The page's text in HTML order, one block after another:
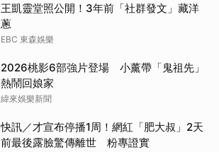
王凱靈堂照公開！3年前「社群發文」藏洋
蔥
EBC 東森娛樂
2026桃影6部強片登場 小薰帶「鬼祖先」
熱鬧回娘家
緯來娛樂新聞
快訊／才宣布停播1周！網紅「肥大叔」2天
前最後露臉驚傳離世 粉專證實